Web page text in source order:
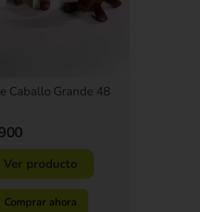
Caballo Grande 48
Ver producto
Comprar ahora